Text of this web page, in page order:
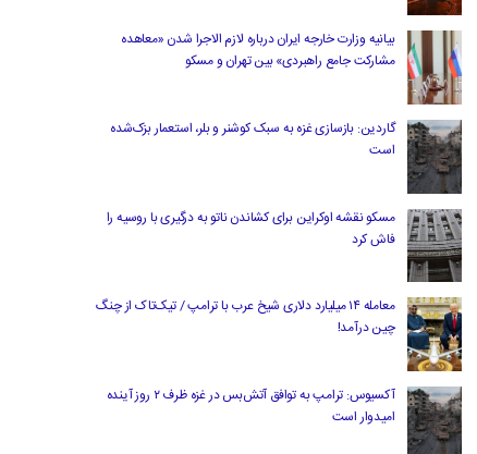
بیانیه وزارت خارجه ایران درباره لازم‌ الاجرا شدن «معاهده
مشارکت جامع راهبردی» بین تهران و مسکو
گاردین: بازسازی غزه به سبک کوشنر و بلر، استعمار بزک‌شده
است
مسکو نقشه اوکراین برای کشاندن ناتو به درگیری با روسیه را
فاش کرد
معامله ۱۴ میلیارد دلاری شیخ عرب با ترامپ / تیک‌تاک از چنگ
چین درآمد!
آکسیوس: ترامپ به توافق آتش‌بس در غزه ظرف ۲ روز آینده
امیدوار است